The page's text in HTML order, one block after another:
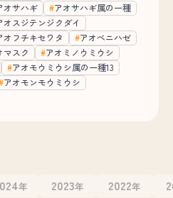
オサハギ
アオサハギ属の一種
オスジテンジクダイ
オフチキセワタ
アオベニハゼ
マスク
アオミノウミウシ
アオモウミウシ属の一種13
アオモンモウミウシ
年 2023年 2022年